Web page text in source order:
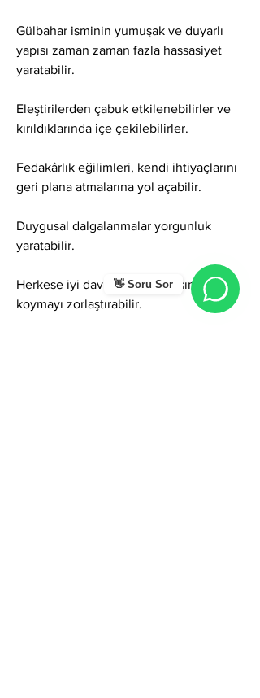
👋 Soru Sor
Gülbahar isminin yumuşak ve duyarlı
yapısı zaman zaman fazla hassasiyet
yaratabilir.
Eleştirilerden çabuk etkilenebilirler ve
kırıldıklarında içe çekilebilirler.
Fedakârlık eğilimleri, kendi ihtiyaçlarını
geri plana atmalarına yol açabilir.
Duygusal dalgalanmalar yorgunluk
yaratabilir.
Herkese iyi davranma isteği, sınır
koymayı zorlaştırabilir.